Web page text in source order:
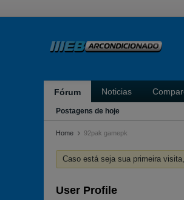
Fórum Noticias
Postagens de hoje
Home 92pak gamepk
Caso está seja sua primeira
User Profile